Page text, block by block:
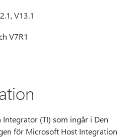
V13.1
V7R1
(TI) som ingår i Den
för Microsoft Host Integration